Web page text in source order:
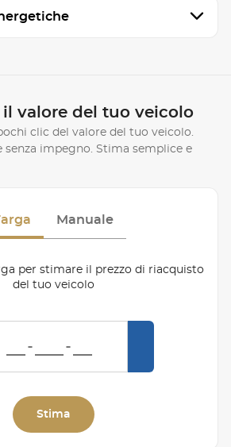
il valore del tuo veicolo
clic del valore del tuo veicolo.
senza impegno. Stima semplice e
Manuale
per stimare il prezzo di riacquisto
del tuo veicolo
Stima